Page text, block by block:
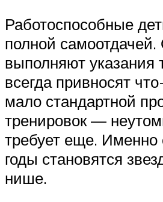
Работоспособные
полной
выполняют указания
всегда привносят
мало стандартной
тренировок —
требует еще. Именно
годы становятся
нише.